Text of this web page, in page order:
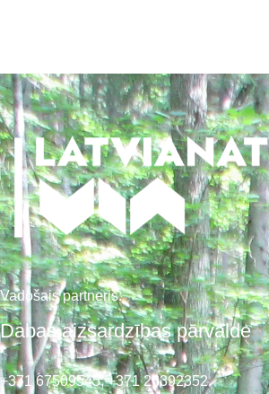
Vadošais partneris:
Dabas aizsardzības pārvalde
+371 67509545,+371 26392352